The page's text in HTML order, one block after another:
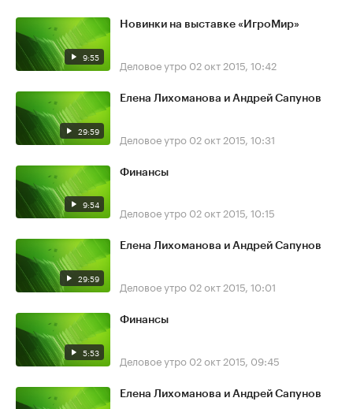
9:55
Новинки на выставке «ИгроМир»
Деловое утро 02 окт 2015, 10:42
29:59
Елена Лихоманова и Андрей Сапунов
Деловое утро 02 окт 2015, 10:31
9:54
Финансы
Деловое утро 02 окт 2015, 10:15
29:59
Елена Лихоманова и Андрей Сапунов
Деловое утро 02 окт 2015, 10:01
5:53
Финансы
Деловое утро 02 окт 2015, 09:45
Елена Лихоманова и Андрей Сапунов